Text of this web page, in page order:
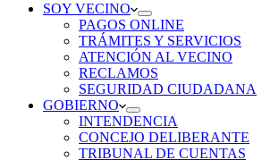
SOY VECINO
PAGOS ONLINE
TRÁMITES Y SERVICIOS
ATENCIÓN AL VECINO
RECLAMOS
SEGURIDAD CIUDADANA
GOBIERNO
INTENDENCIA
CONCEJO DELIBERANTE
TRIBUNAL DE CUENTAS